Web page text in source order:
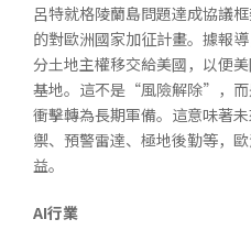
呂特就格陵蘭島問題達成協議
的對歐洲國家加征計畫。據報
分土地主權移交給美國，以便
基地。這不是“風險解除”，
衝擊轉為長期軍備。這意味著
禦、預警雷達、極地後勤等，
益。
AI行業